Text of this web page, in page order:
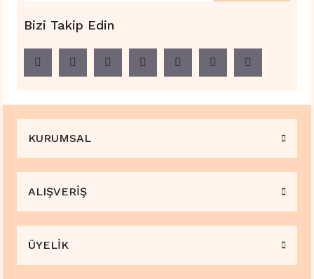
Bizi Takip Edin
KURUMSAL
ALIŞVERİŞ
ÜYELİK